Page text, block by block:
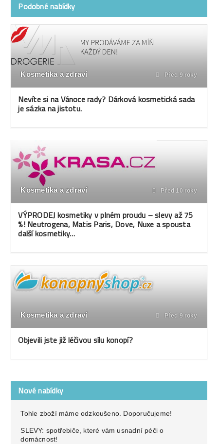
Podobné nabídky
Kosmetika a zdraví Před 9 roky
Nevíte si na Vánoce rady? Dárková kosmetická sada
je sázka na jistotu.
Kosmetika a zdraví Před 10 roky
VÝPRODEJ kosmetiky v plném proudu – slevy až 75
%! Neutrogena, Matis Paris, Dove, Nuxe a spousta
další kosmetiky…
Kosmetika a zdraví Před 9 roky
Objevili jste již léčivou sílu konopí?
Nové nabídky
Tohle zboží máme odzkoušeno. Doporučujeme!
SLEVY: spotřebiče, které vám usnadní péči o
domácnost!